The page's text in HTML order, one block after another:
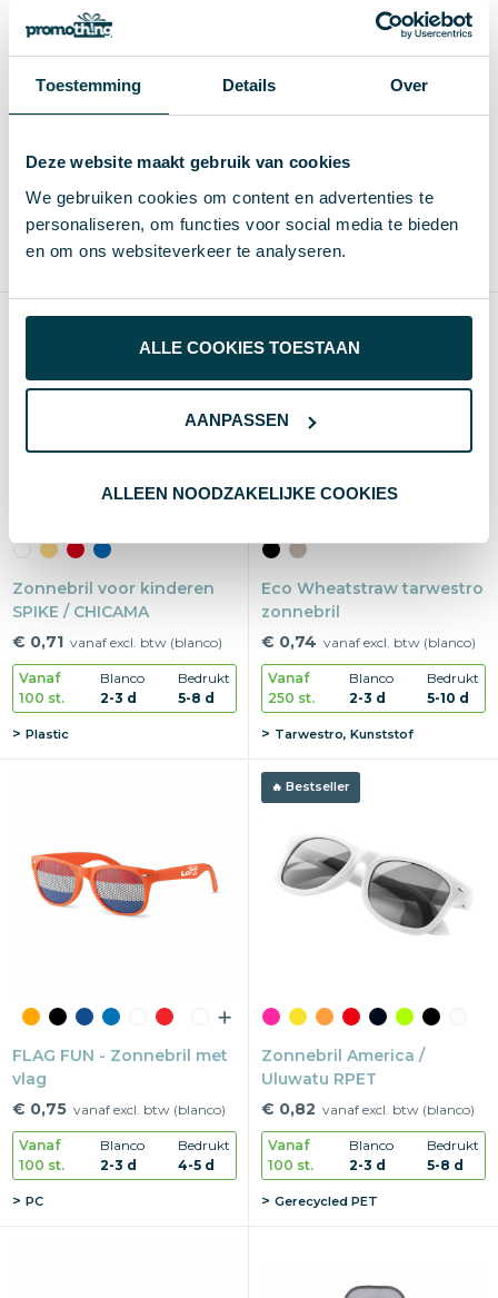
Toestemming Details Over
Deze website maakt gebruik van cookies
We gebruiken cookies om content en advertenties te
personaliseren, om functies voor social media te bieden
en om ons websiteverkeer te analyseren.
ALLE COOKIES TOESTAAN
AANPASSEN
ALLEEN NOODZAKELIJKE COOKIES
€ 0,65
vanaf excl. btw (blanco)
Vanaf
100 st.
1-2 d
6-8 d
€ 0,65
250 st.
4 d
8 d
Bestseller
Zonnebril voor kinderen
SPIKE / CHICAMA
€ 0,71 vanaf excl. btw (blanco)
Vanaf
100 st.
Blanco
2-3 d
Bedrukt
5-8 d
Plastic
Duurzaam
Eco Wheatstraw tarwestro
zonnebril
€ 0,74 vanaf excl. btw (blanco)
Vanaf
250 st.
Blanco
2-3 d
Bedrukt
5-10 d
Tarwestro, Kunststof
FLAG FUN - Zonnebril met
vlag
€ 0,75 vanaf excl. btw (blanco)
Vanaf
100 st.
Blanco
2-3 d
Bedrukt
4-5 d
PC
Bestseller
Zonnebril America /
Uluwatu RPET
€ 0,82 vanaf excl. btw (blanco)
Vanaf
100 st.
Blanco
2-3 d
Bedrukt
5-8 d
Gerecycled PET